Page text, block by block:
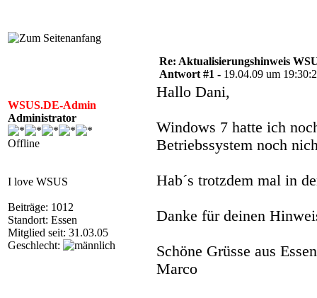
WSUS.DE-Admin
Administrator
Offline
I love WSUS
Beiträge: 1012
Standort: Essen
Mitglied seit: 31.03.05
Geschlecht:
Re: Aktualisierungshinweis
Antwort #1 - 19.04.09 um
Hallo Dani,
Windows 7 hatte ich
Betriebssystem noch
Hab´s trotzdem mal in
Danke für deinen
Schöne Grüsse aus
Marco